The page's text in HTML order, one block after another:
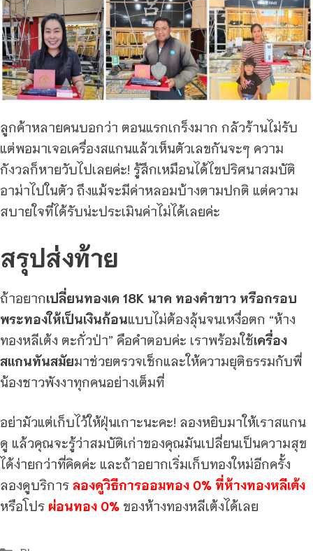
ลูกค้าหลายคนบอกว่า ตอนแรกเกร็งมาก กลัวร้านไม่รับ
แต่พอมาเจอเครื่องสแกนแล้วเห็นตัวเลขกันจะๆ ความ
กังวลก็หายวับไปเลยค่ะ! รู้สึกเหมือนได้ไขปริศนาสมบัติ
อาม่าไปในตัว ถึงแม้จะมีค่าหลอมบ้างตามปกติ แต่ความ
สบายใจที่ได้รับน่ะประเมินค่าไม่ได้เลยค่ะ
สรุปส่งท้าย
ถ้าอยากเปลี่ยนทองเค 18K นาค ทองคำขาว หรือกรอบ
พระทองให้เป็นเงินก้อนแบบไม่ต้องลุ้นจนเหงื่อตก “ห้าง
ทองหลีเต้ง ตะกั่วป่า” คือคำตอบค่ะ เราพร้อมใช้เครื่อง
สแกนทันสมัยมาช่วยตรวจเช็กและให้ความยุติธรรมกับพี่
น้องชาวพังงาทุกคนอย่างเต็มที่
อย่ามัวแต่เก็บไว้ให้ฝุ่นเกาะนะคะ! ลองหยิบมาให้เราสแกน
ดู แล้วคุณจะรู้ว่าสมบัติเก่าของคุณมันเปลี่ยนเป็นความสุข
ได้ง่ายกว่าที่คิดค่ะ และถ้าอยากเริ่มเก็บทองใหม่อีกครั้ง
ลองดูบริการ ลองดูวิธีการออมทอง 0% ที่ห้างทองหลีเต้ง
หรือโปร ผ่อนทอง 0% ของห้างทองหลีเต้งได้เลย